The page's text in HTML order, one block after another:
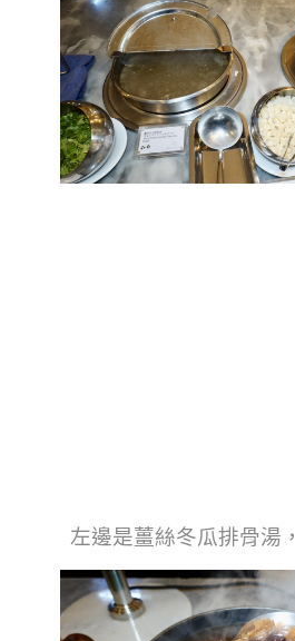
左邊是薑絲冬瓜排骨湯